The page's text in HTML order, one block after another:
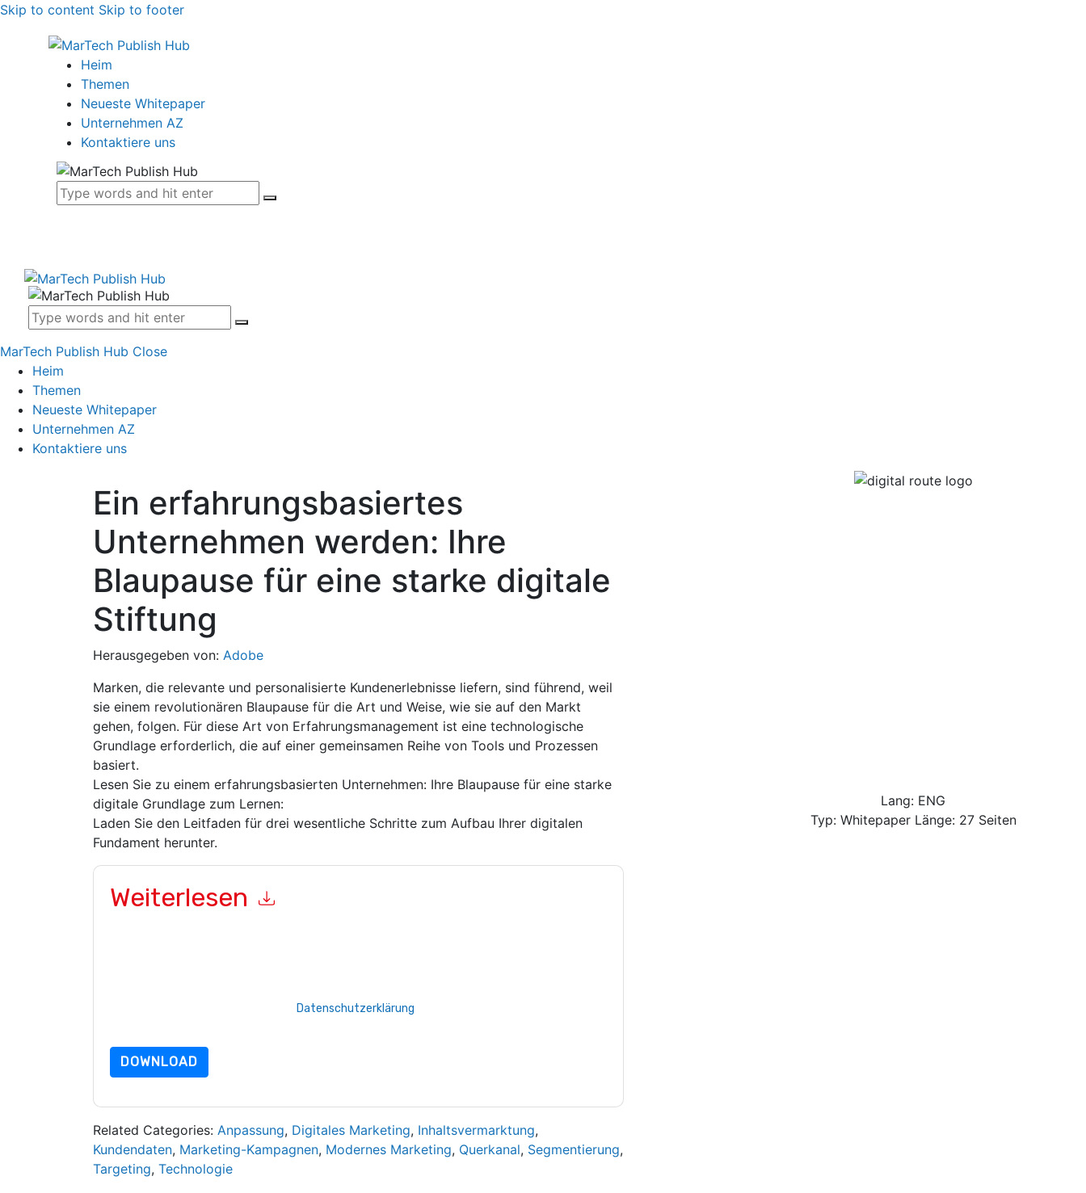
Skip to content Skip to footer
Heim
Themen
Neueste Whitepaper
Unternehmen AZ
Kontaktiere uns
MarTech Publish Hub Close
Heim
Themen
Neueste Whitepaper
Unternehmen AZ
Kontaktiere uns
Ein erfahrungsbasiertes
Unternehmen werden: Ihre
Blaupause für eine starke digitale
Stiftung
Herausgegeben von: Adobe
Marken, die relevante und personalisierte Kundenerlebnisse liefern, sind führend, weil
sie einem revolutionären Blaupause für die Art und Weise, wie sie auf den Markt
gehen, folgen. Für diese Art von Erfahrungsmanagement ist eine technologische
Grundlage erforderlich, die auf einer gemeinsamen Reihe von Tools und Prozessen
basiert.
Lesen Sie zu einem erfahrungsbasierten Unternehmen: Ihre Blaupause für eine starke
digitale Grundlage zum Lernen:
Laden Sie den Leitfaden für drei wesentliche Schritte zum Aufbau Ihrer digitalen
Fundament herunter.
Weiterlesen
Datenschutzerklärung
DOWNLOAD
Related Categories: Anpassung, Digitales Marketing, Inhaltsvermarktung,
Kundendaten, Marketing-Kampagnen, Modernes Marketing, Querkanal, Segmentierung,
Targeting, Technologie
Lang: ENG
Typ: Whitepaper Länge: 27 Seiten